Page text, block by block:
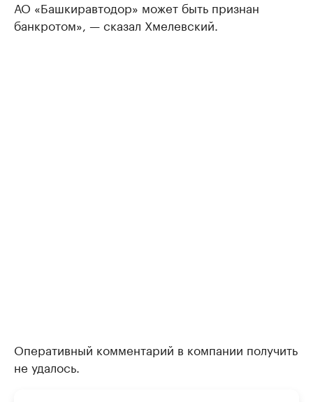
АО «Башкиравтодор» может быть признан
банкротом», — сказал Хмелевский.
Оперативный комментарий в компании получить
не удалось.